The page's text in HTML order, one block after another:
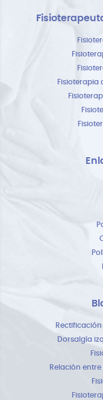
Fisioterapia
Dorsalgía
Relación